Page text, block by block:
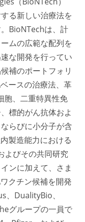
る新しい治療法を
BioNTechは、計
ムの広範な配列を
な開発を行ってい
補のポートフォリ
ースの治療法、革
胞、二重特異性免
標的がん抗体およ
らびに小分子が含
製造能力における
よびその共同研究
ンに加えて、さま
クチン候補を開発
、DualityBio、
グループの一員で